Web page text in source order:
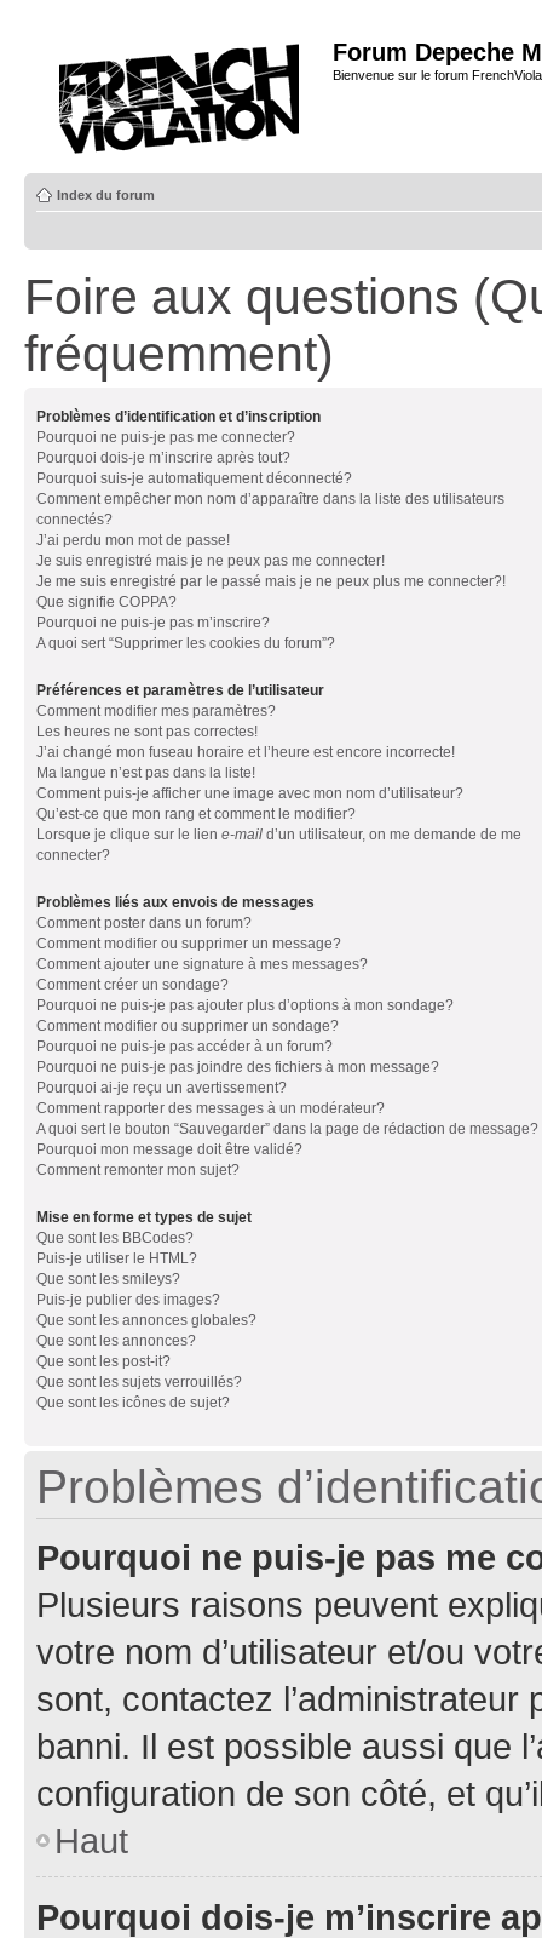
Forum Depeche
Bienvenue sur le forum
Index du forum
Foire aux questions
fréquemment)
Problèmes d’identification et d’inscription
Pourquoi ne puis-je pas me connecter?
Pourquoi dois-je m’inscrire après tout?
Pourquoi suis-je automatiquement déconnecté?
Comment empêcher mon nom d’apparaître dans la liste des utilisateurs
connectés?
J’ai perdu mon mot de passe!
Je suis enregistré mais je ne peux pas me connecter!
Je me suis enregistré par le passé mais je ne peux plus me connecter?!
Que signifie COPPA?
Pourquoi ne puis-je pas m’inscrire?
A quoi sert “Supprimer les cookies du forum”?
Préférences et paramètres de l’utilisateur
Comment modifier mes paramètres?
Les heures ne sont pas correctes!
J’ai changé mon fuseau horaire et l’heure est encore incorrecte!
Ma langue n’est pas dans la liste!
Comment puis-je afficher une image avec mon nom d’utilisateur?
Qu’est-ce que mon rang et comment le modifier?
Lorsque je clique sur le lien e-mail d’un utilisateur, on me demande de me
connecter?
Problèmes liés aux envois de messages
Comment poster dans un forum?
Comment modifier ou supprimer un message?
Comment ajouter une signature à mes messages?
Comment créer un sondage?
Pourquoi ne puis-je pas ajouter plus d’options à mon sondage?
Comment modifier ou supprimer un sondage?
Pourquoi ne puis-je pas accéder à un forum?
Pourquoi ne puis-je pas joindre des fichiers à mon message?
Pourquoi ai-je reçu un avertissement?
Comment rapporter des messages à un modérateur?
A quoi sert le bouton “Sauvegarder” dans la page de rédaction de message?
Pourquoi mon message doit être validé?
Comment remonter mon sujet?
Mise en forme et types de sujet
Que sont les BBCodes?
Puis-je utiliser le HTML?
Que sont les smileys?
Puis-je publier des images?
Que sont les annonces globales?
Que sont les annonces?
Que sont les post-it?
Que sont les sujets verrouillés?
Que sont les icônes de sujet?
Problèmes
Pourquoi ne puis-je pas me
Plusieurs raisons peuvent
votre nom d’utilisateur et/ou
sont, contactez l’administrateur
banni. Il est possible aussi que
configuration de son côté, et
Haut
Pourquoi dois-je m’inscrire